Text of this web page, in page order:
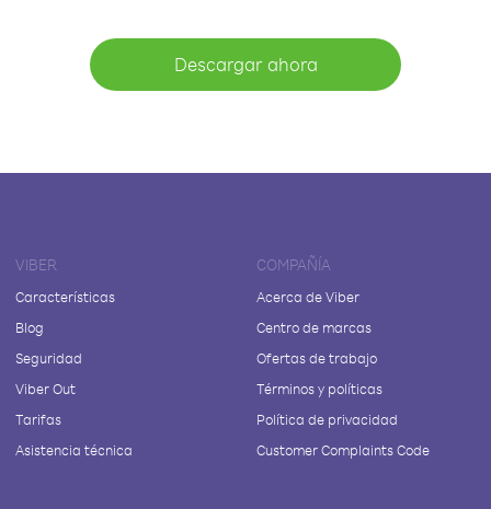
Descargar ahora
VIBER
Características
Blog
Seguridad
Viber Out
Tarifas
Asistencia técnica
COMPAÑÍA
Acerca de Viber
Centro de marcas
Ofertas de trabajo
Términos y políticas
Política de privacidad
Customer Complaints Code